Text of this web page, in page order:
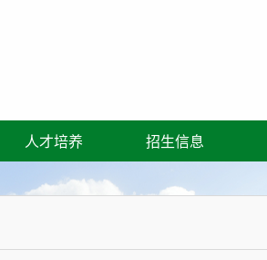
人才培养 招生信息